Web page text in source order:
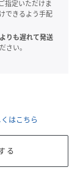
指定いただけま
できるよう手配
りも遅れて発送
さい。
はこちら
る